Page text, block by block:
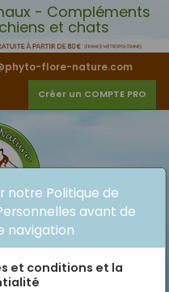
notre Politique de
avant de
navigation
et conditions et la
- Compléments
et chats
flore-nature.com
Créer un COMPTE PRO